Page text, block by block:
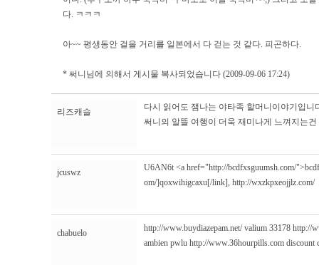
다. ㅋㅋㅋ
아~~ 평생동안 걸을 거리를 일본에서 다 걷는 것 같다. 피곤하다.
* 써니님에 의해서 게시물 복사되었습니다 (2009-09-06 17:24)
리즈캐슬
다시 읽어도 잼나는 야타족 할머니이야기입니
써니의 알뜰 여행이 더욱 재미나게 느껴지는
jcuswz
U6AN6t <a href="http://bcdfxsguumsh.com/
om/]qoxwihigcaxu[/link], http://wxzkpxeojjlz.com/
chabuelo http://www.buydiazepam.net/valium 33178 http://
ambien pwlu http://www.36hourpills.com discount